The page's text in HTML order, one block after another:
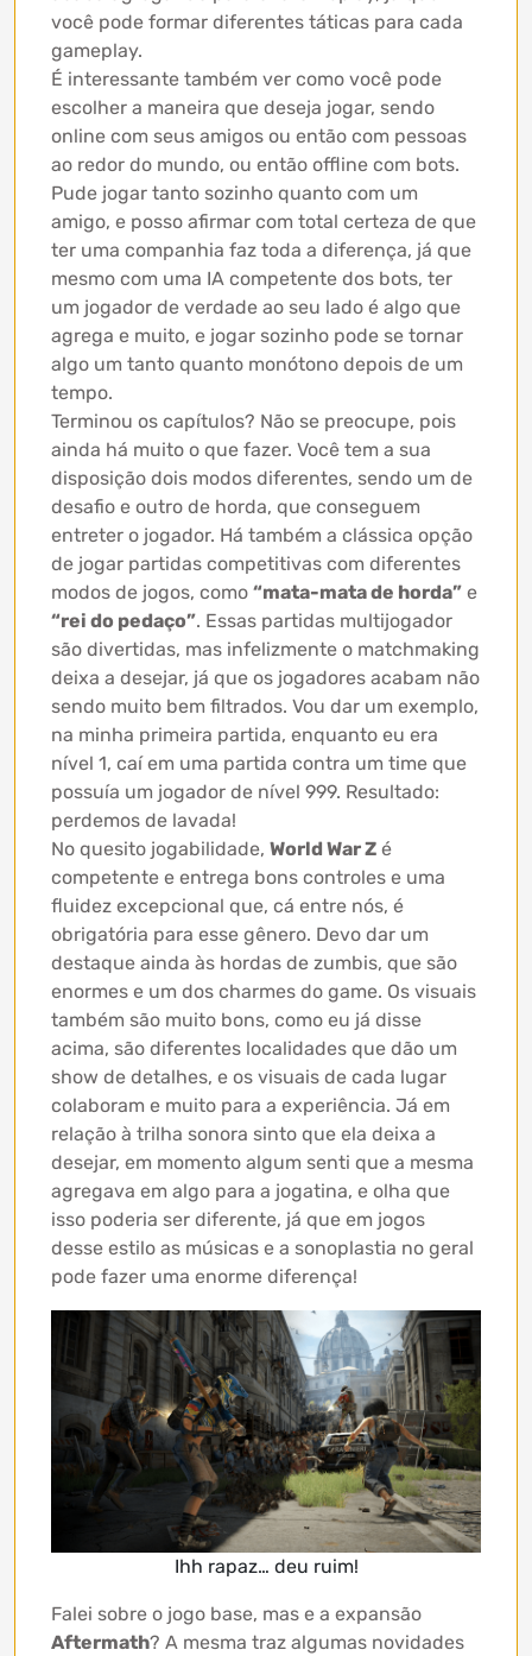
você pode formar diferentes táticas para cada
gameplay.
É interessante também ver como você pode
escolher a maneira que deseja jogar, sendo
online com seus amigos ou então com pessoas
ao redor do mundo, ou então offline com bots.
Pude jogar tanto sozinho quanto com um
amigo, e posso afirmar com total certeza de que
ter uma companhia faz toda a diferença, já que
mesmo com uma IA competente dos bots, ter
um jogador de verdade ao seu lado é algo que
agrega e muito, e jogar sozinho pode se tornar
algo um tanto quanto monótono depois de um
tempo.
Terminou os capítulos? Não se preocupe, pois
ainda há muito o que fazer. Você tem a sua
disposição dois modos diferentes, sendo um de
desafio e outro de horda, que conseguem
entreter o jogador. Há também a clássica opção
de jogar partidas competitivas com diferentes
modos de jogos, como “mata-mata de horda” e
“rei do pedaço”. Essas partidas multijogador
são divertidas, mas infelizmente o matchmaking
deixa a desejar, já que os jogadores acabam não
sendo muito bem filtrados. Vou dar um exemplo,
na minha primeira partida, enquanto eu era
nível 1, caí em uma partida contra um time que
possuía um jogador de nível 999. Resultado:
perdemos de lavada!
No quesito jogabilidade, World War Z é
competente e entrega bons controles e uma
fluidez excepcional que, cá entre nós, é
obrigatória para esse gênero. Devo dar um
destaque ainda às hordas de zumbis, que são
enormes e um dos charmes do game. Os visuais
também são muito bons, como eu já disse
acima, são diferentes localidades que dão um
show de detalhes, e os visuais de cada lugar
colaboram e muito para a experiência. Já em
relação à trilha sonora sinto que ela deixa a
desejar, em momento algum senti que a mesma
agregava em algo para a jogatina, e olha que
isso poderia ser diferente, já que em jogos
desse estilo as músicas e a sonoplastia no geral
pode fazer uma enorme diferença!
Ihh rapaz… deu ruim!
Falei sobre o jogo base, mas e a expansão
Aftermath? A mesma traz algumas novidades